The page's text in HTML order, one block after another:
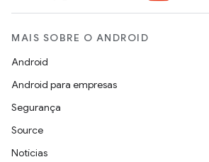
MAIS SOBRE O ANDROID
Android
Android para empresas
Segurança
Source
Notícias